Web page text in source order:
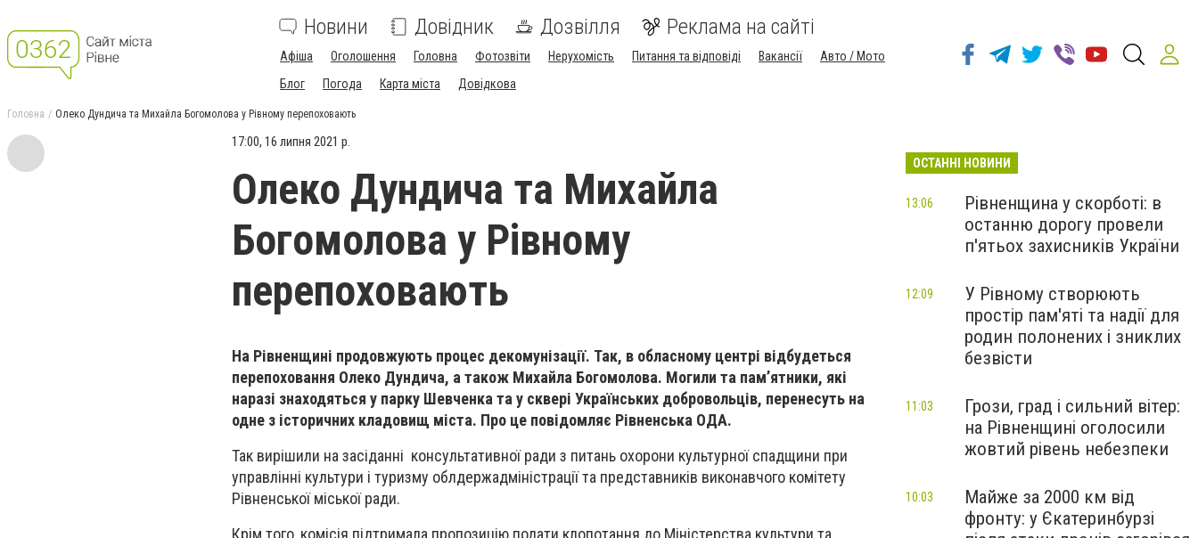
Новини Довідник Дозвілля Реклама на сайті
Афіша Оголошення Головна Фотозвіти Нерухомість Питання та відповіді Вакансії
Авто / Мото
Блог
Погода Карта міста Довідкова
Головна Олеко Дундича та Михайла Богомолова у Рівному перепоховають
17:00, 16 липня 2021 р.
Олеко Дундича та Михайла
Богомолова у Рівному
перепоховають
На Рівненщині продовжують процес декомунізації. Так, в обласному центрі відбудеться
перепоховання Олеко Дундича, а також Михайла Богомолова. Могили та пам’ятники, які
наразі знаходяться у парку Шевченка та у сквері Українських добровольців, перенесуть на
одне з історичних кладовищ міста. Про це повідомляє Рівненська ОДА.
Так вирішили на засіданні консультативної ради з питань охорони культурної спадщини при
управлінні культури і туризму облдержадміністрації та представників виконавчого комітету
Рівненської міської ради.
ОСТАННІ НОВИНИ
Рівненщина у скорботі: в
останню дорогу провели
п'ятьох захисників України
13:06
У Рівному створюють
простір пам'яті та надії для
родин полонених і зниклих
безвісти
12:09
Грози, град і сильний вітер:
на Рівненщині оголосили
жовтий рівень небезпеки
11:03
Майже за 2000 км від
фронту: у Єкатеринбурзі
10:03